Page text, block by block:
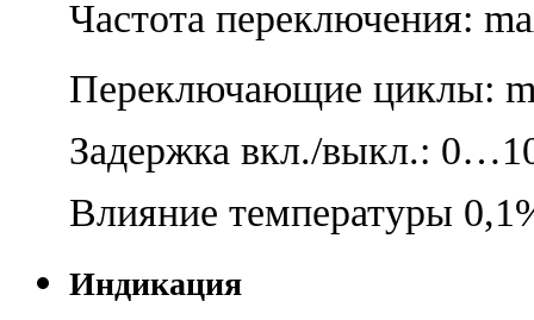
Частота переключения:
Переключающие циклы:
Задержка вкл./выкл.:
Влияние температуры
Индикация